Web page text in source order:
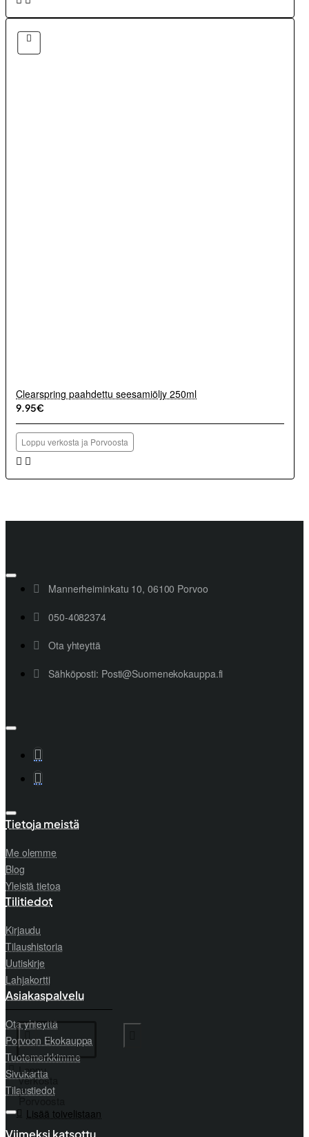
Loppu
verkosta
ja
Porvoosta
Lisää toivelistaan
Clearspring paahdettu seesamiöljy 250ml
9.95€
Loppu verkosta ja Porvoosta
Mannerheiminkatu 10, 06100 Porvoo
050-4082374
Ota yhteyttä
Sähköposti: Posti@Suomenekokauppa.fi
Tietoja meistä
Me olemme
Blog
Yleistä tietoa
Tilitiedot
Kirjaudu
Tilaushistoria
Uutiskirje
Lahjakortti
Asiakaspalvelu
Ota yhteyttä
Porvoon Ekokauppa
Tuotemerkkimme
Sivukartta
Tilaustiedot